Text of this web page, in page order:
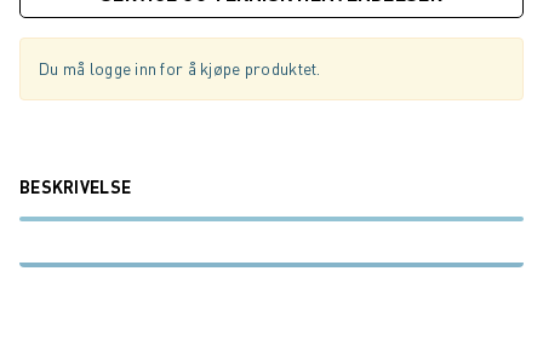
Du må logge inn for å kjøpe produktet.
BESKRIVELSE